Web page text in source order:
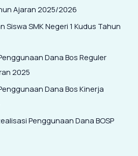
Ajaran 2025/2026
Siswa SMK Negeri 1 Kudus Tahun
Dana Bos Reguler
2025
Dana Bos Kinerja
Penggunaan Dana BOSP